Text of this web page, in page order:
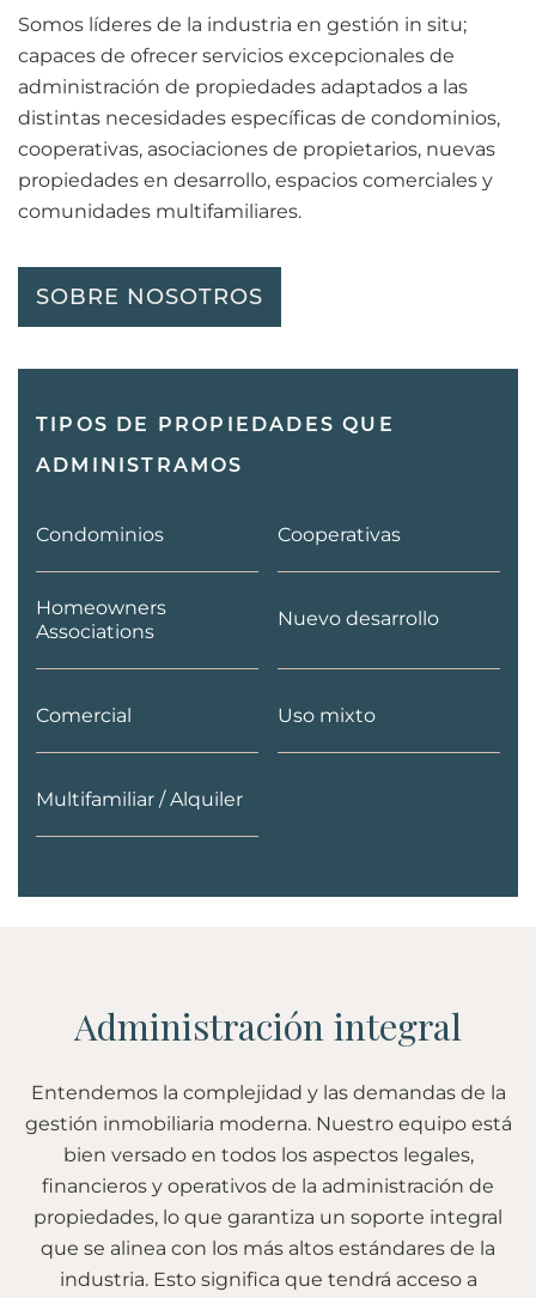
Somos líderes de la industria en gestión in situ;
capaces de ofrecer servicios excepcionales de
administración de propiedades adaptados a las
distintas necesidades específicas de condominios,
cooperativas, asociaciones de propietarios, nuevas
propiedades en desarrollo, espacios comerciales y
comunidades multifamiliares.
SOBRE NOSOTROS
TIPOS DE PROPIEDADES QUE
ADMINISTRAMOS
Condominios Cooperativas
Homeowners
Associations
Nuevo desarrollo
Comercial Uso mixto
Multifamiliar / Alquiler
Administración integral
Entendemos la complejidad y las demandas de la
gestión inmobiliaria moderna. Nuestro equipo está
bien versado en todos los aspectos legales,
financieros y operativos de la administración de
propiedades, lo que garantiza un soporte integral
que se alinea con los más altos estándares de la
industria. Esto significa que tendrá acceso a